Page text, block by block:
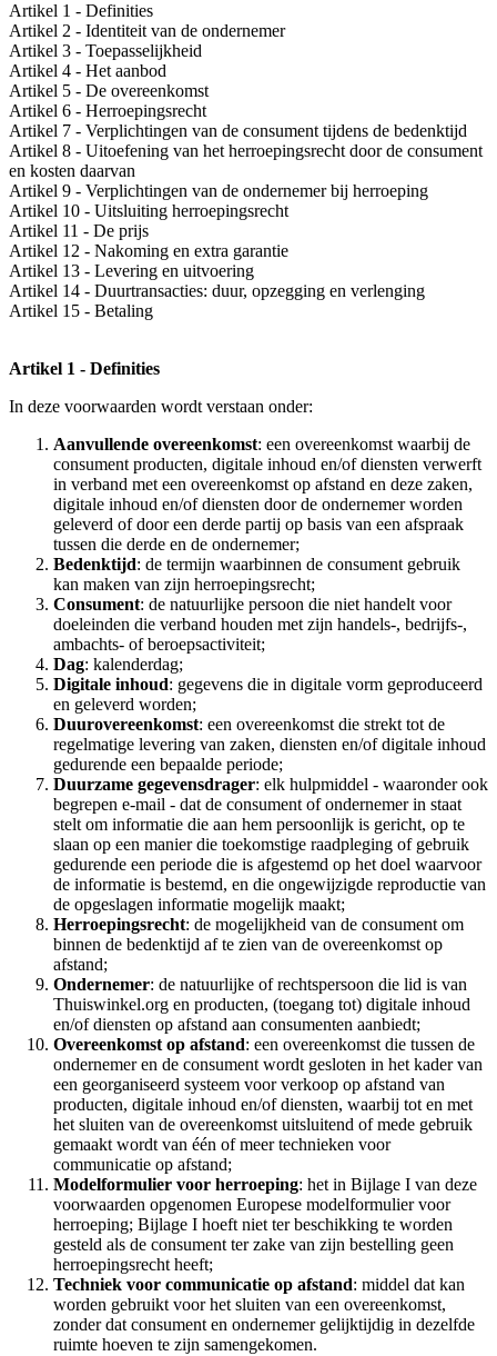
Artikel 1 - Definities
Artikel 2 - Identiteit van de ondernemer
Artikel 3 - Toepasselijkheid
Artikel 4 - Het aanbod
Artikel 5 - De overeenkomst
Artikel 6 - Herroepingsrecht
Artikel 7 - Verplichtingen van de consument tijdens de bedenktijd
Artikel 8 - Uitoefening van het herroepingsrecht door de consument
en kosten daarvan
Artikel 9 - Verplichtingen van de ondernemer bij herroeping
Artikel 10 - Uitsluiting herroepingsrecht
Artikel 11 - De prijs
Artikel 12 - Nakoming en extra garantie
Artikel 13 - Levering en uitvoering
Artikel 14 - Duurtransacties: duur, opzegging en verlenging
Artikel 15 - Betaling
Artikel 1 - Definities
In deze voorwaarden wordt verstaan onder:
Aanvullende overeenkomst: een overeenkomst waarbij de
consument producten, digitale inhoud en/of diensten verwerft
in verband met een overeenkomst op afstand en deze zaken,
digitale inhoud en/of diensten door de ondernemer worden
geleverd of door een derde partij op basis van een afspraak
tussen die derde en de ondernemer;
Bedenktijd: de termijn waarbinnen de consument gebruik
kan maken van zijn herroepingsrecht;
Consument: de natuurlijke persoon die niet handelt voor
doeleinden die verband houden met zijn handels-, bedrijfs-,
ambachts- of beroepsactiviteit;
Dag: kalenderdag;
Digitale inhoud: gegevens die in digitale vorm geproduceerd
en geleverd worden;
Duurovereenkomst: een overeenkomst die strekt tot de
regelmatige levering van zaken, diensten en/of digitale inhoud
gedurende een bepaalde periode;
Duurzame gegevensdrager: elk hulpmiddel - waaronder ook
begrepen e-mail - dat de consument of ondernemer in staat
stelt om informatie die aan hem persoonlijk is gericht, op te
slaan op een manier die toekomstige raadpleging of gebruik
gedurende een periode die is afgestemd op het doel waarvoor
de informatie is bestemd, en die ongewijzigde reproductie van
de opgeslagen informatie mogelijk maakt;
Herroepingsrecht: de mogelijkheid van de consument om
binnen de bedenktijd af te zien van de overeenkomst op
afstand;
Ondernemer: de natuurlijke of rechtspersoon die lid is van
Thuiswinkel.org en producten, (toegang tot) digitale inhoud
en/of diensten op afstand aan consumenten aanbiedt;
Overeenkomst op afstand: een overeenkomst die tussen de
ondernemer en de consument wordt gesloten in het kader van
een georganiseerd systeem voor verkoop op afstand van
producten, digitale inhoud en/of diensten, waarbij tot en met
het sluiten van de overeenkomst uitsluitend of mede gebruik
gemaakt wordt van één of meer technieken voor
communicatie op afstand;
Modelformulier voor herroeping: het in Bijlage I van deze
voorwaarden opgenomen Europese modelformulier voor
herroeping; Bijlage I hoeft niet ter beschikking te worden
gesteld als de consument ter zake van zijn bestelling geen
herroepingsrecht heeft;
Techniek voor communicatie op afstand: middel dat kan
worden gebruikt voor het sluiten van een overeenkomst,
zonder dat consument en ondernemer gelijktijdig in dezelfde
ruimte hoeven te zijn samengekomen.